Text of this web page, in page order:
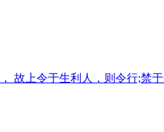
上令于生利人，则令行;禁